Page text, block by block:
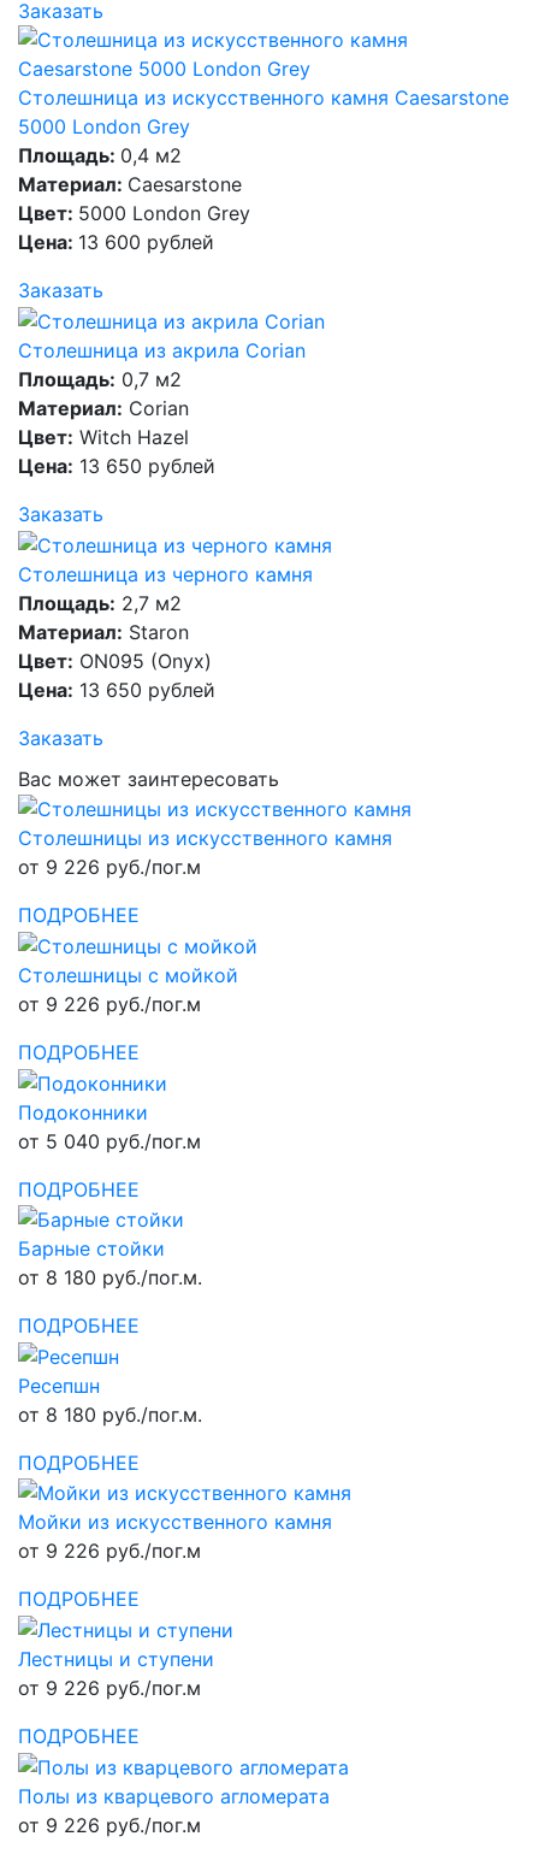
Заказать
Столешница из искусственного камня Caesarstone
5000 London Grey
Площадь: 0,4 м2
Материал: Caesarstone
Цвет: 5000 London Grey
Цена: 13 600 рублей
Заказать
Столешница из акрила Corian
Площадь: 0,7 м2
Материал: Corian
Цвет: Witch Hazel
Цена: 13 650 рублей
Заказать
Столешница из черного камня
Площадь: 2,7 м2
Материал: Staron
Цвет: ON095 (Onyx)
Цена: 13 650 рублей
Заказать
Вас может заинтересовать
Столешницы из искусственного камня
от 9 226 руб./пог.м
ПОДРОБНЕЕ
Столешницы с мойкой
от 9 226 руб./пог.м
ПОДРОБНЕЕ
Подоконники
от 5 040 руб./пог.м
ПОДРОБНЕЕ
Барные стойки
от 8 180 руб./пог.м.
ПОДРОБНЕЕ
Ресепшн
от 8 180 руб./пог.м.
ПОДРОБНЕЕ
Мойки из искусственного камня
от 9 226 руб./пог.м
ПОДРОБНЕЕ
Лестницы и ступени
от 9 226 руб./пог.м
ПОДРОБНЕЕ
Полы из кварцевого агломерата
от 9 226 руб./пог.м